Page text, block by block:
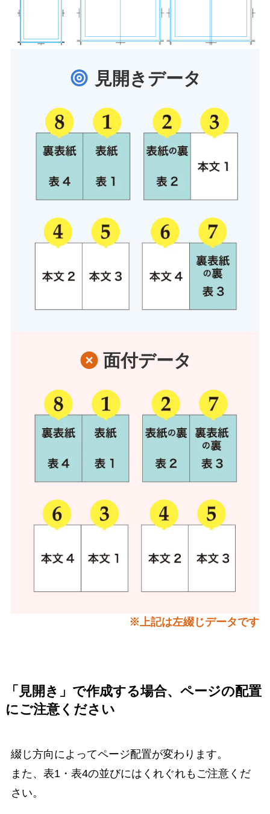
見開きデータ
面付データ
※上記は左綴じデータです
「見開き」で作成する場合、ページの配置
にご注意ください
綴じ方向によってページ配置が変わります。
また、表1・表4の並びにはくれぐれもご注意くだ
さい。